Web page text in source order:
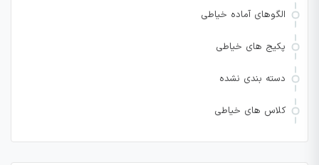
الگوهای آماده خیاطی
پکیج های خیاطی
دسته بندی نشده
کلاس های خیاطی